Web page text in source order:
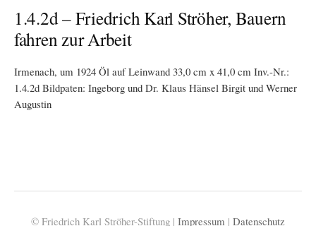
1.4.2d – Friedrich Karl Ströher, Bauern
fahren zur Arbeit
Irmenach, um 1924 Öl auf Leinwand 33,0 cm x 41,0 cm Inv.-Nr.:
1.4.2d Bildpaten: Ingeborg und Dr. Klaus Hänsel Birgit und Werner
Augustin
© Friedrich Karl Ströher-Stiftung | Impressum | Datenschutz